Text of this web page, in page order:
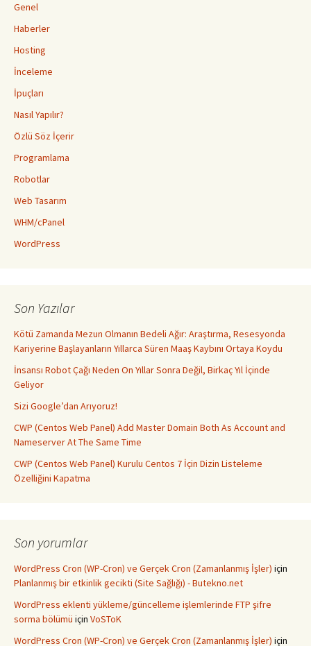
Genel
Haberler
Hosting
İnceleme
İpuçları
Nasıl Yapılır?
Özlü Söz İçerir
Programlama
Robotlar
Web Tasarım
WHM/cPanel
WordPress
Son Yazılar
Kötü Zamanda Mezun Olmanın Bedeli Ağır: Araştırma, Resesyonda
Kariyerine Başlayanların Yıllarca Süren Maaş Kaybını Ortaya Koydu
İnsansı Robot Çağı Neden On Yıllar Sonra Değil, Birkaç Yıl İçinde
Geliyor
Sizi Google’dan Arıyoruz!
CWP (Centos Web Panel) Add Master Domain Both As Account and
Nameserver At The Same Time
CWP (Centos Web Panel) Kurulu Centos 7 İçin Dizin Listeleme
Özelliğini Kapatma
Son yorumlar
WordPress Cron (WP-Cron) ve Gerçek Cron (Zamanlanmış İşler) için
Planlanmış bir etkinlik gecikti (Site Sağlığı) - Butekno.net
WordPress eklenti yükleme/güncelleme işlemlerinde FTP şifre
sorma bölümü için VoSToK
WordPress Cron (WP-Cron) ve Gerçek Cron (Zamanlanmış İşler) için